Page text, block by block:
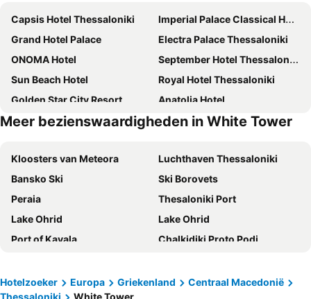
Capsis Hotel Thessaloniki
Imperial Palace Classical Hotel Thessaloniki
Grand Hotel Palace
Electra Palace Thessaloniki
ONOMA Hotel
September Hotel Thessaloniki
Sun Beach Hotel
Royal Hotel Thessaloniki
Golden Star City Resort
Anatolia Hotel
Imperial Plus | Urban Smart Hotel
COLORS Urban Hotel Thessaloniki
Park Hotel
Holiday Inn Thessaloniki By Ihg
The Met Hotel
Domotel Olympia
Zeus Thessaloniki Lazart
Antigon Urban Chic Hotel
Superior One Boutique Hotel
Makedonia Palace
Urban Elephant Suites
City Hotel Thessaloniki
Capsis Bristol Boutique Hotel
Le Palace Hotel
Meer bezienswaardigheden in White Tower
Kloosters van Meteora
Luchthaven Thessaloniki
Bansko Ski
Ski Borovets
Peraia
Thesaloniki Port
Lake Ohrid
Lake Ohrid
Port of Kavala
Chalkidiki Proto Podi
Nikiti
Thessaloniki History Centre
Hotelzoeker Europa Griekenland
Centraal Macedonië